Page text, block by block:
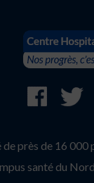
de près de 16
santé du